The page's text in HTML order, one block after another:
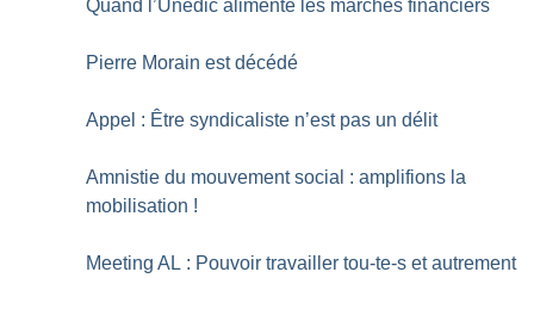
Quand l’Unédic alimente les marchés financiers
Pierre Morain est décédé
Appel : Être syndicaliste n’est pas un délit
Amnistie du mouvement social : amplifions la
mobilisation !
Meeting AL : Pouvoir travailler tou-te-s et autrement